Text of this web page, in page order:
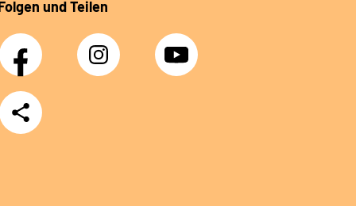
und Teilen
Facebook Instagram YouTube
Teilen